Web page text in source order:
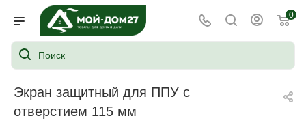
0
Экран защитный для ППУ с
отверстием 115 мм